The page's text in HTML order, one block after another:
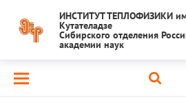
ИНСТИТУТ ТЕПЛОФИЗИКИ
Кутателадзе
Сибирского отделения
академии наук